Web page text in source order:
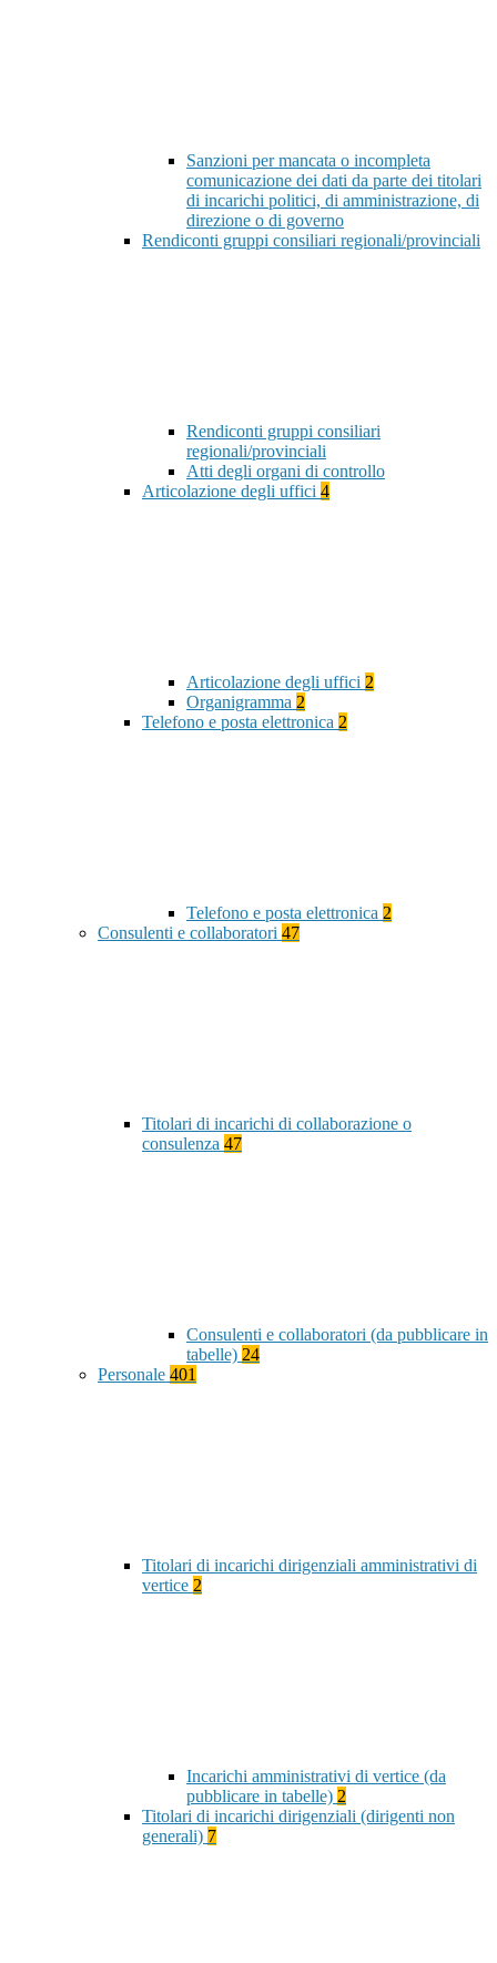
Sanzioni per mancata o incompleta
comunicazione dei dati da parte dei titolari
di incarichi politici, di amministrazione, di
direzione o di governo
Rendiconti gruppi consiliari regionali/provinciali
Rendiconti gruppi consiliari
regionali/provinciali
Atti degli organi di controllo
Articolazione degli uffici 4
Articolazione degli uffici 2
Organigramma 2
Telefono e posta elettronica 2
Telefono e posta elettronica 2
Consulenti e collaboratori 47
Titolari di incarichi di collaborazione o
consulenza 47
Consulenti e collaboratori (da pubblicare in
tabelle) 24
Personale 401
Titolari di incarichi dirigenziali amministrativi di
vertice 2
Incarichi amministrativi di vertice (da
pubblicare in tabelle) 2
Titolari di incarichi dirigenziali (dirigenti non
generali) 7